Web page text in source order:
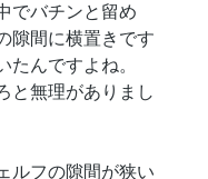
でバチンと留め
隙間に横置きです
たんですよね。
と無理がありまし
ルフの隙間が狭い